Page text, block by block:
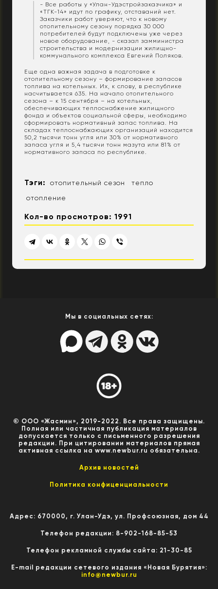
- Все работы у «Улан-Удэстройзаказчика» и
«ТГК-14» идут по графику, отставаний нет.
Заказчики работ уверяют, что к новому
отопительному сезону порядка 30 000
потребителей будут подключены уже через
новое оборудование, - сказал замминистра
строительства и модернизации жилищно-
коммунального комплекса Евгений Поляков.
Еще одна важная задача в подготовке к
отопительному сезону – формирование запасов
топлива на котельных. Их, к слову, в республике
насчитывается 635. На начало отопительного
сезона – к 15 сентября – на котельных,
обеспечивающих теплоснабжение жилищного
фонда и объектов социальной сферы, необходимо
сформировать нормативный запас топлива. На
складах теплоснабжающих организаций находится
50,2 тысячи тонн угля или 30% от нормативного
запаса угля и 5,4 тысячи тонн мазута или 81% от
нормативного запаса по республике.
Тэги: отопительный сезон
тепло
отопление
Кол-во просмотров: 1991
Мы в социальных сетях:
© ООО «Жасмин», 2019-2022. Все права защищены.
Полная или частичная публикация материалов
допускается только с письменного разрешения
редакции. При цитировании материалов прямая
активная ссылка на www.newbur.ru обязательна.
Архив новостей
Политика конфиценциальности
Адрес: 670000, г. Улан-Удэ, ул. Профсоюзная, дом 44
Телефон редакции: 8-902-168-85-53
Телефон рекламной службы сайта: 21-30-85
E-mail редакции сетевого издания «Новая Бурятия»:
info@newbur.ru